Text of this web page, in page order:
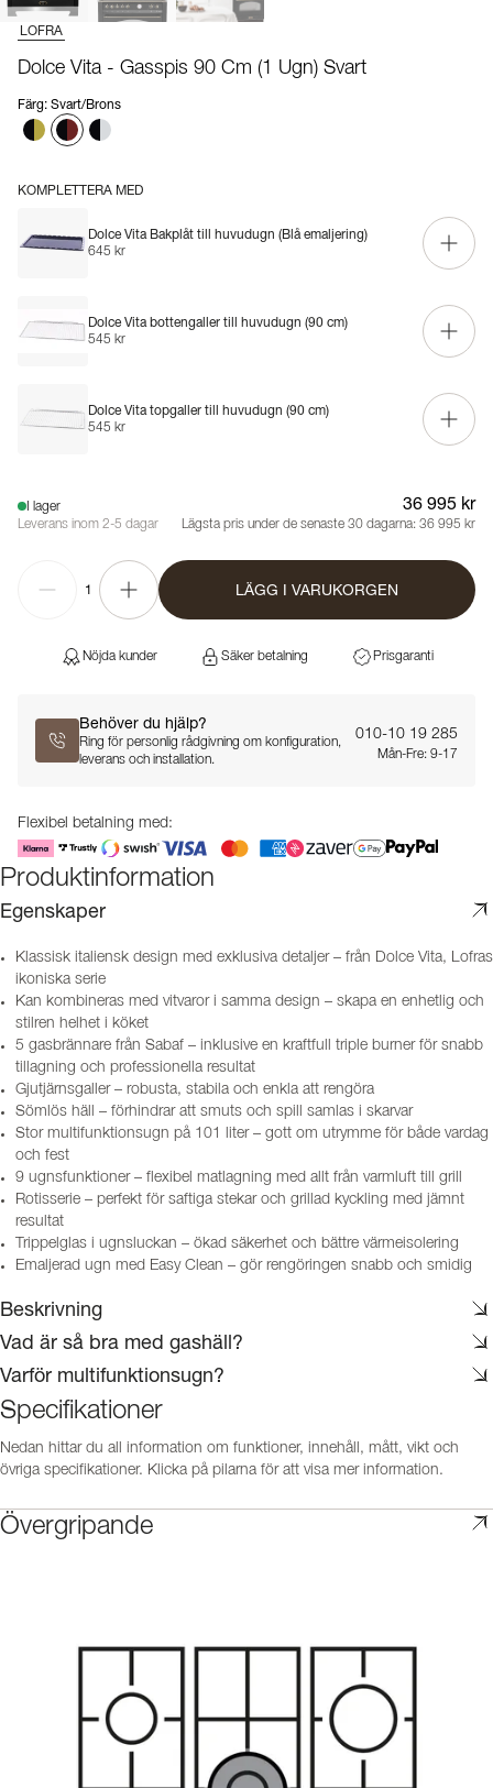
LOFRA
Dolce Vita - Gasspis 90 Cm (1 Ugn) Svart
Färg: Svart/Brons
KOMPLETTERA MED
Dolce Vita Bakplåt till huvudugn (Blå emaljering)
645 kr
Dolce Vita bottengaller till huvudugn (90 cm)
545 kr
Dolce Vita topgaller till huvudugn (90 cm)
545 kr
I lager
Leverans inom 2-5 dagar
36 995 kr
Lägsta pris under de senaste 30 dagarna: 36 995 kr
1 LÄGG I VARUKORGEN
Nöjda kunder Säker betalning Prisgaranti
Behöver du hjälp?
Ring för personlig rådgivning om konfiguration,
leverans och installation.
010-10 19 285
Mån-Fre: 9-17
Flexibel betalning med:
Produktinformation
Egenskaper
Klassisk italiensk design med exklusiva detaljer – från Dolce Vita, Lofras
ikoniska serie
Kan kombineras med vitvaror i samma design – skapa en enhetlig och
stilren helhet i köket
5 gasbrännare från Sabaf – inklusive en kraftfull triple burner för snabb
tillagning och professionella resultat
Gjutjärnsgaller – robusta, stabila och enkla att rengöra
Sömlös häll – förhindrar att smuts och spill samlas i skarvar
Stor multifunktionsugn på 101 liter – gott om utrymme för både vardag
och fest
9 ugnsfunktioner – flexibel matlagning med allt från varmluft till grill
Rotisserie – perfekt för saftiga stekar och grillad kyckling med jämnt
resultat
Trippelglas i ugnsluckan – ökad säkerhet och bättre värmeisolering
Emaljerad ugn med Easy Clean – gör rengöringen snabb och smidig
Beskrivning
Vad är så bra med gashäll?
Varför multifunktionsugn?
Specifikationer
Nedan hittar du all information om funktioner, innehåll, mått, vikt och
övriga specifikationer. Klicka på pilarna för att visa mer information.
Övergripande